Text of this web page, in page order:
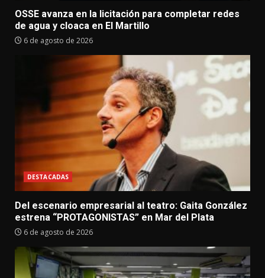
OSSE avanza en la licitación para completar redes
de agua y cloaca en El Martillo
6 de agosto de 2026
DESTACADAS
Del escenario empresarial al teatro: Gaita González
estrena “PROTAGONISTAS” en Mar del Plata
6 de agosto de 2026